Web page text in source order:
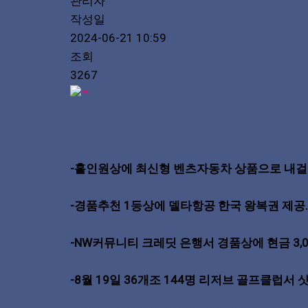
작성일
2024-06-21 10:59
조회
3267
-홀인원상에 최신형 벤츠자동차 상품으로 내
-경품추천 1등상에 델타항공 한국 왕복권 제
-NW커뮤니티 크레딧 은행서 경품상에 현금
-8월 19일 36개조 144명 리저브 골프클럽서